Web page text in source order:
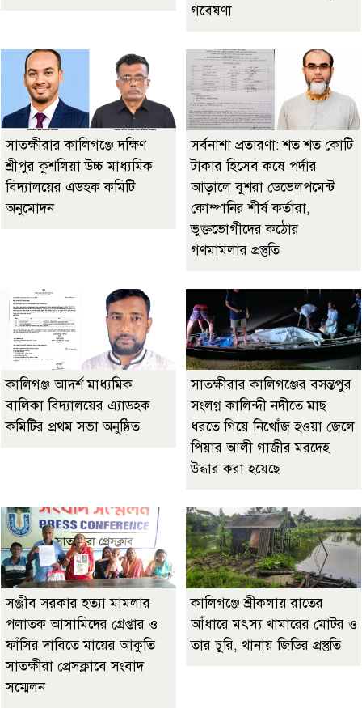
গবেষণা
সাতক্ষীরার কালিগঞ্জে দক্ষিণ
শ্রীপুর কুশলিয়া উচ্চ মাধ্যমিক
বিদ্যালয়ের এডহক কমিটি
অনুমোদন
সর্বনাশা প্রতারণা: শত শত কোটি
টাকার হিসেব কষে পর্দার
আড়ালে বুশরা ডেভেলপমেন্ট
কোম্পানির শীর্ষ কর্তারা,
ভুক্তভোগীদের কঠোর
গণমামলার প্রস্তুতি
কালিগঞ্জ আদর্শ মাধ্যমিক
বালিকা বিদ্যালয়ের এ্যাডহক
কমিটির প্রথম সভা অনুষ্ঠিত
সাতক্ষীরার কালিগঞ্জের বসন্তপুর
সংলগ্ন কালিন্দী নদীতে মাছ
ধরতে গিয়ে নিখোঁজ হওয়া জেলে
পিয়ার আলী গাজীর মরদেহ
উদ্ধার করা হয়েছে
‎সঞ্জীব সরকার হত্যা মামলার
পলাতক আসামিদের গ্রেপ্তার ও
ফাঁসির দাবিতে মায়ের আকুতি
সাতক্ষীরা প্রেসক্লাবে সংবাদ
সম্মেলন
কালিগঞ্জে শ্রীকলায় রাতের
আঁধারে মৎস্য খামারের মোটর ও
তার চুরি, থানায় জিডির প্রস্তুতি